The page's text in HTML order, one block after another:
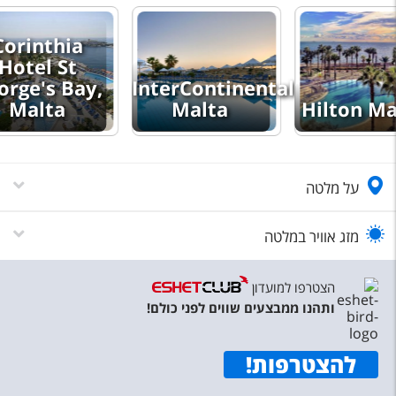
טיסות לחו"ל
מלונות בחו"ל
Русский
קרוז
שירות לקוחות
טופס צור קשר
נגישות
עקבו אחרינו
St
Bay,
Malta
InterContinental
Malta
Hilton
על מלטה
מזג אוויר במלטה
הצטרפו למועדון
ותהנו ממבצעים שווים לפני כולם!
להצטרפות!